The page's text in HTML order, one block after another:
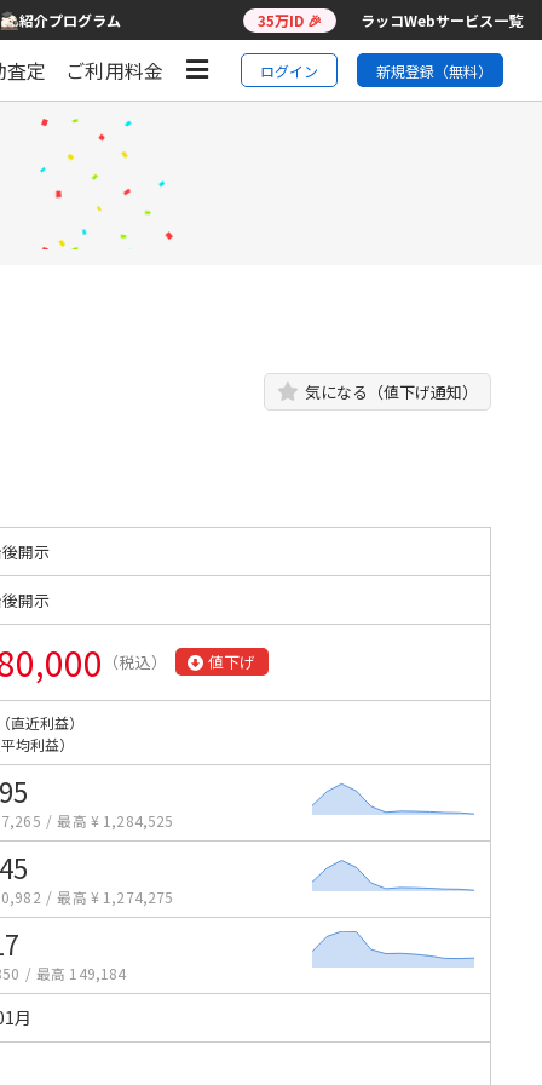
紹介プログラム 35万ID 🎉 ラッコWebサービス一覧
査定 ご利用料金 ログイン 新規登録（無料）
気になる（値下げ通知）
開示
開示
（税込） 値下げ
（直近利益）
平均利益）
/ 最高 ¥ 1,284,525
/ 最高 ¥ 1,274,275
/ 最高 149,184
月